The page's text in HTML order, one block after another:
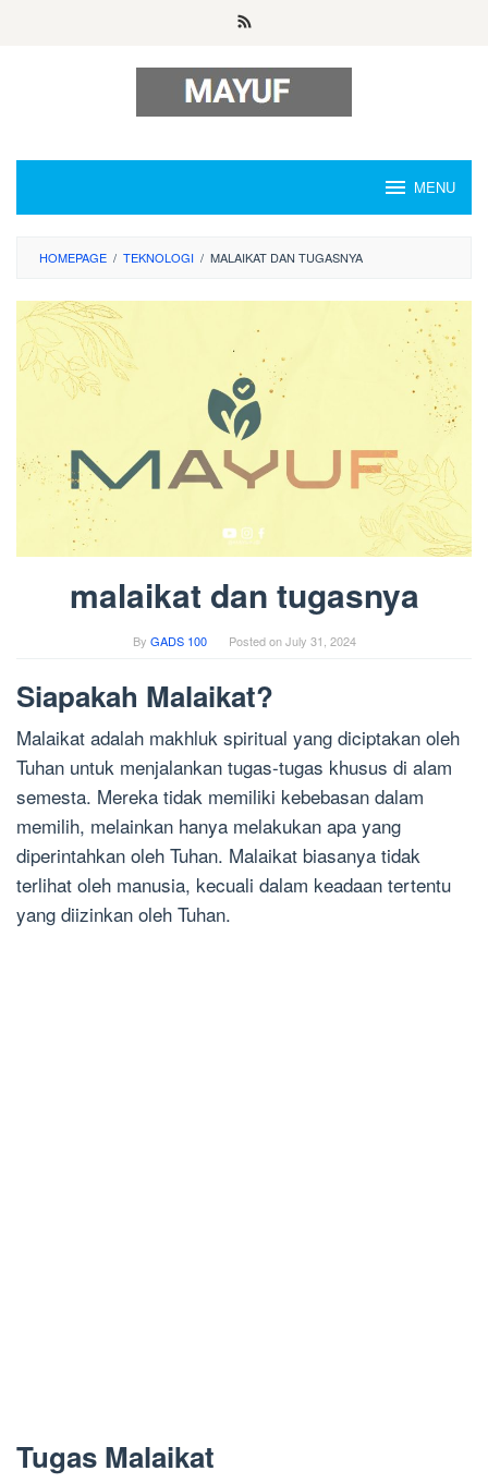
MENU
HOMEPAGE / TEKNOLOGI / MALAIKAT DAN TUGASNYA
malaikat dan tugasnya
By GADS 100 Posted onJuly 31, 2024
Siapakah Malaikat?
Malaikat adalah makhluk spiritual yang diciptakan oleh
Tuhan untuk menjalankan tugas-tugas khusus di alam
semesta. Mereka tidak memiliki kebebasan dalam
memilih, melainkan hanya melakukan apa yang
diperintahkan oleh Tuhan. Malaikat biasanya tidak
terlihat oleh manusia, kecuali dalam keadaan tertentu
yang diizinkan oleh Tuhan.
Tugas Malaikat